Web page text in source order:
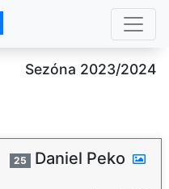
Sezóna 2023/2024
25 Daniel Peko